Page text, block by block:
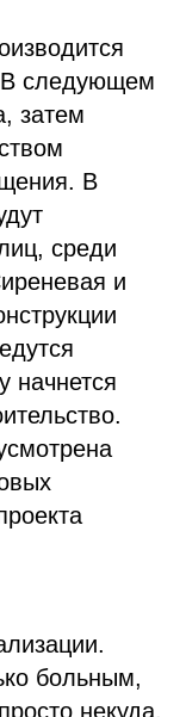
В следующем
затем
В
среди
и
начнется
больным,
некуда.